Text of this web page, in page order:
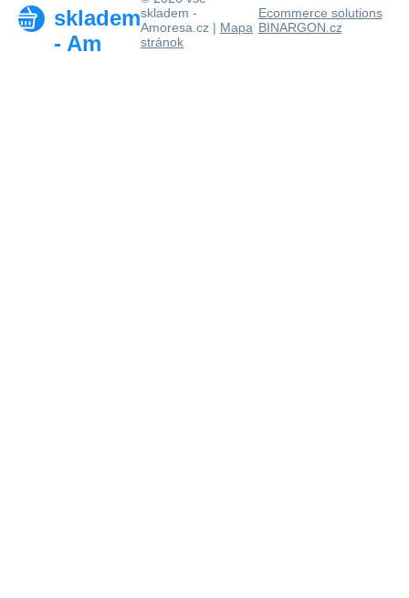
skladem
- Am
skladem -
Amoresa.cz | Mapa
stránok
Ecommerce solutions
BINARGON.cz